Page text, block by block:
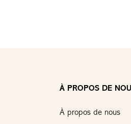
À PROPOS DE
À propos de nous